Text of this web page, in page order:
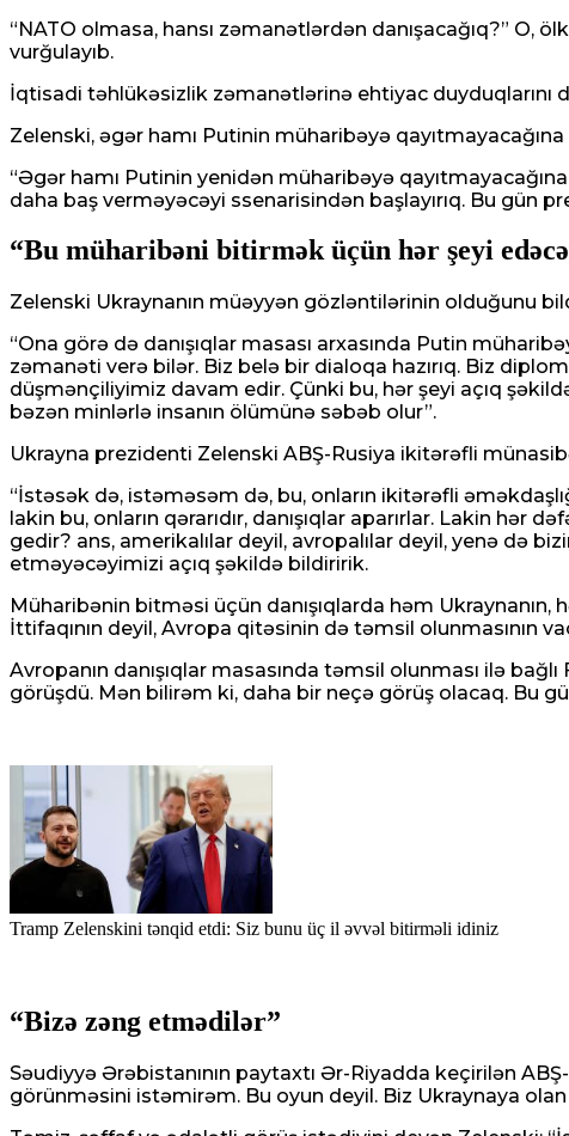
“NATO olmasa, hansı zəmanətlərdən danışacağıq?”
vurğulayıb.
İqtisadi təhlükəsizlik zəmanətlərinə ehtiyac duyduqlarını
Zelenski, əgər hamı Putinin müharibəyə
“Əgər hamı Putinin yenidən müharibəyə
daha baş verməyəcəyi ssenarisindən başlayırıq. Bu
“Bu müharibəni bitirmək üçün hər şeyi
Zelenski Ukraynanın müəyyən gözləntilərinin olduğunu
“Ona görə də danışıqlar masası arxasında Putin
zəmanəti verə bilər. Biz belə bir dialoqa hazırıq. Biz
düşmənçiliyimiz davam edir. Çünki bu, hər şeyi açıq
bəzən minlərlə insanın ölümünə səbəb olur”.
Ukrayna prezidenti Zelenski ABŞ-Rusiya ikitərəfli
“İstəsək də, istəməsəm də, bu, onların ikitərəfli
lakin bu, onların qərarıdır, danışıqlar aparırlar. Lakin hər
gedir? ans, amerikalılar deyil, avropalılar deyil, yenə də
etməyəcəyimizi açıq şəkildə bildiririk.
Müharibənin bitməsi üçün danışıqlarda həm
İttifaqının deyil, Avropa qitəsinin də təmsil olunmasının
Avropanın danışıqlar masasında təmsil olunması ilə
görüşdü. Mən bilirəm ki, daha bir neçə görüş olacaq. Bu
Tramp Zelenskini tənqid etdi: Siz bunu üç il əvvəl bitirməli idiniz
“Bizə zəng etmədilər”
Səudiyyə Ərəbistanının paytaxtı Ər-Riyadda keçirilən
görünməsini istəmirəm. Bu oyun deyil. Biz Ukraynaya